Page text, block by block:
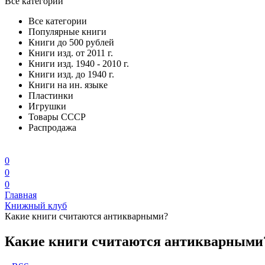
Все категории
Популярные книги
Книги до 500 рублей
Книги изд. от 2011 г.
Книги изд. 1940 - 2010 г.
Книги изд. до 1940 г.
Книги на ин. языке
Пластинки
Игрушки
Товары СССР
Распродажа
0
0
0
Главная
Книжный клуб
Какие книги считаются антикварными?
Какие книги считаются